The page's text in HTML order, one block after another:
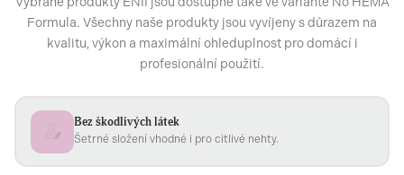
Formula. Všechny naše produkty jsou vyvíjeny s důrazem na
kvalitu, výkon a maximální ohleduplnost pro domácí i
profesionální použití.
Bez škodlivých látek
Šetrné složení vhodné i pro citlivé nehty.